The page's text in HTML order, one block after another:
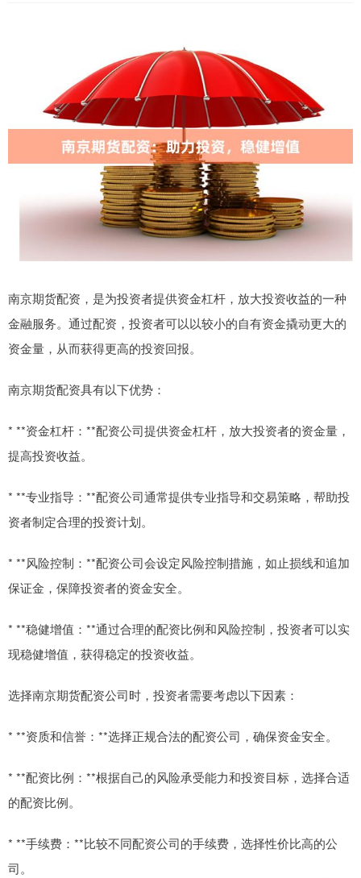
南京期货配资，是为投资者提供资金杠杆，放大投资收益的一种
金融服务。通过配资，投资者可以以较小的自有资金撬动更大的
资金量，从而获得更高的投资回报。
南京期货配资具有以下优势：
* **资金杠杆：**配资公司提供资金杠杆，放大投资者的资金量，
提高投资收益。
* **专业指导：**配资公司通常提供专业指导和交易策略，帮助投
资者制定合理的投资计划。
* **风险控制：**配资公司会设定风险控制措施，如止损线和追加
保证金，保障投资者的资金安全。
* **稳健增值：**通过合理的配资比例和风险控制，投资者可以实
现稳健增值，获得稳定的投资收益。
选择南京期货配资公司时，投资者需要考虑以下因素：
* **资质和信誉：**选择正规合法的配资公司，确保资金安全。
* **配资比例：**根据自己的风险承受能力和投资目标，选择合适
的配资比例。
* **手续费：**比较不同配资公司的手续费，选择性价比高的公
司。